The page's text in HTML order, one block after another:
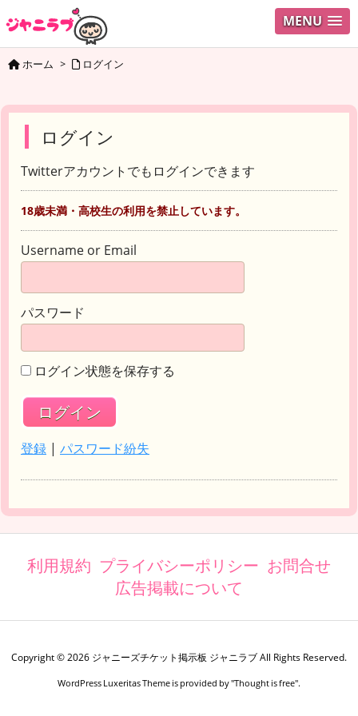
MENU
ホーム > ログイン
ログイン
Twitterアカウントでもログインできます
18歳未満・高校生の利用を禁止しています。
Username or Email
パスワード
ログイン状態を保存する
登録 | パスワード紛失
利用規約 プライバシーポリシー お問合せ
広告掲載について
Copyright ©2026 ジャニーズチケット掲示板 ジャニラブAll Rights Reserved.
WordPress Luxeritas Theme is provided by "Thought is free".